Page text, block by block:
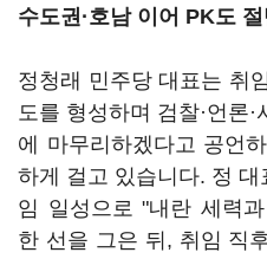
수도권·호남 이어 PK도
정청래 민주당 대표는 취
도를 형성하며 검찰·언론
에 마무리하겠다고 공언
하게 걸고 있습니다. 정 대
임 일성으로 "내란 세력
한 선을 그은 뒤, 취임 직